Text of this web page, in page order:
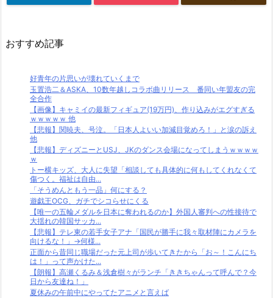
おすすめ記事
好青年の片思いが壊れていくまで
玉置浩二＆ASKA、10数年越しコラボ曲リリース 番同い年盟友の完
全合作
【画像】キャミイの最新フィギュア(19万円)、作り込みがエグすぎる
ｗｗｗｗｗ 他
【悲報】関暁夫、号泣。「日本人よいい加減目覚めろ！」と涙の訴え
他
【悲報】ディズニーとUSJ、JKのダンス会場になってしまうｗｗｗｗ
ｗ
トー横キッズ、大人に失望「相談しても具体的に何もしてくれなくて
傷つく。福祉は自由...
「そうめんともう一品」何にする？
遊戯王OCG、ガチでシコらせにくる
【唯一の五輪メダルを日本に奪われるのか】外国人審判への性接待で
大揺れの韓国サッカ...
【悲報】テレ東の若手女子アナ「国民が勝手に我々取材陣にカメラを
向けるな！」→何様...
正面から昔同じ職場だった元上司が歩いてきたから「お～！こんにち
は！」って声かけた...
【朗報】高瀬くるみ＆浅倉樹々がランチ「ききちゃんって呼んで？今
日から友達ね！」
夏休みの午前中にやってたアニメと言えば